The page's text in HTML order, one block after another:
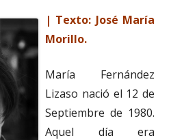
| Texto: José María
Morillo.
María Fernández
Lizaso nació el 12 de
Septiembre de 1980.
Aquel día era